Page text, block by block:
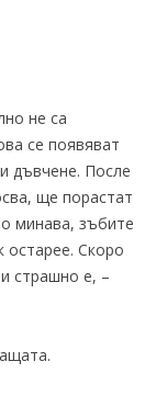
не са
се появяват
дъвчене. После
ще порастат
минава, зъбите
остарее. Скоро
страшно е, –